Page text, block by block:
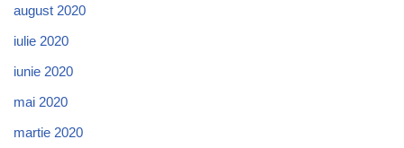
august 2020
iulie 2020
iunie 2020
mai 2020
martie 2020